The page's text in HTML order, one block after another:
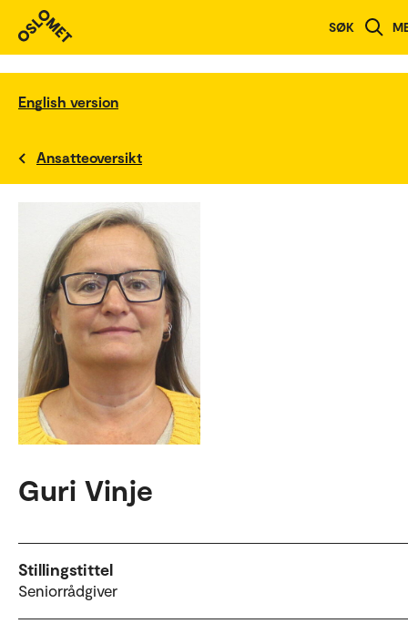
SØK
English version
Ansatteoversikt
Guri Vinje
Stillingstittel
Seniorrådgiver